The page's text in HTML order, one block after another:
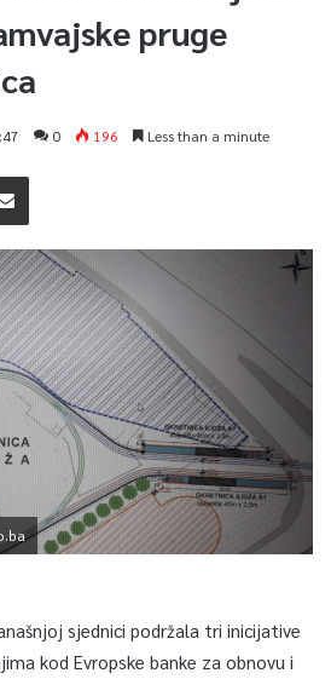
pruge
0 196 Less than a minute
sjednici podržala tri inicijative
kod Evropske banke za obnovu i